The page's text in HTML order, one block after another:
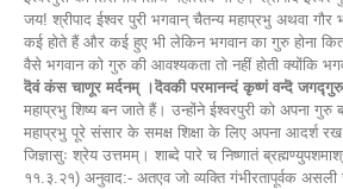
जय! श्रीपाद ईश्वर पुरी भगवान् चैतन्य महाप्रभु अथवा
कई होते हैं और कई हुए भी लेकिन भगवान का गुरु होना
वैसे भगवान को गुरु की आवश्यकता तो नहीं होती क्योंकि
दॆवं कंस चाणूर मर्दनम् ।दॆवकी परमानन्दं कृष्णं वन्दॆ
महाप्रभु शिष्य बन जाते हैं। उन्होंने ईश्वरपुरी को अपना गुरु
महाप्रभु पूरे संसार के समक्ष शिक्षा के लिए अपना आदर्श
जिज्ञासुः श्रेय उत्तमम्। शाब्दे पारे च निष्णातं
११.३.२१) अनुवाद:- अतएव जो व्यक्ति गंभीरतापूर्वक